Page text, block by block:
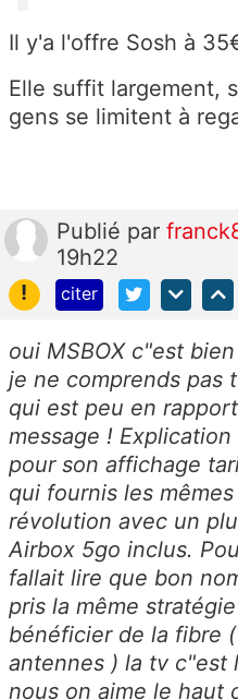
Il y'a l'offre Sosh à
Elle suffit largement,
gens se limitent à
Publié par
19h22
!
citer
oui MSBOX c"est
je ne comprends pas
qui est peu en
message !
pour son affichage
qui fournis les
révolution avec un
Airbox 5go inclus.
fallait lire que bon
pris la même
bénéficier de la fibre
antennes ) la tv c"est
nous on aime le haut